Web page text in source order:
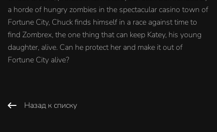
a horde of hungry zombies in the spectacular casino town of
Fortune City, Chuck finds himself in a race against time to
find Zombrex, the one thing that can keep Katey, his young
daughter, alive. Can he protect her and make it out of
Fortune City alive?
Назад к списку